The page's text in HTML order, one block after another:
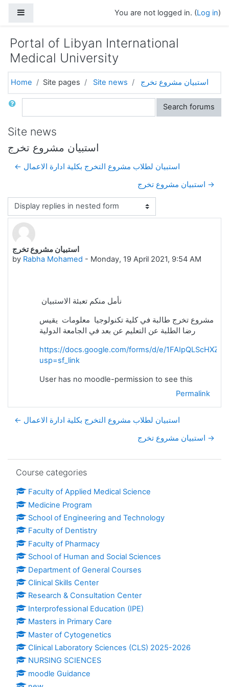
You are not logged in. (Log in)
Portal of Libyan International
Medical University
Home Site pages Site news استبيان مشروع تخرج
Search Search forums
Site news
استبيان مشروع تخرج
← استبيان لطلاب مشروع التخرج بكلية ادارة الاعمال
استبيان مشروع تخرج →
Display mode
استبيان مشروع تخرج
by Rabha Mohamed - Monday, 19 April 2021, 9:54 AM
Number of replies: 0
نأمل منكم تعبئة الاستبيان
مشروع تخرج طالبة في كلية تكنولوجيا معلومات يقيس
رضا الطلبة عن التعليم عن بعد في الجامعة الدولية
https://docs.google.com/forms/d/e/
usp=sf_link
User has no moodle-permission to see this
Permalink
← استبيان لطلاب مشروع التخرج بكلية ادارة الاعمال
استبيان مشروع تخرج →
Course categories
Faculty of Applied Medical Science
Medicine Program
School of Engineering and Technology
Faculty of Dentistry
Faculty of Pharmacy
School of Human and Social Sciences
Department of General Courses
Clinical Skills Center
Research & Consultation Center
Interprofessional Education (IPE)
Masters in Primary Care
Master of Cytogenetics
Clinical Laboratory Sciences (CLS) 2025-2026
NURSING SCIENCES
moodle Guidance